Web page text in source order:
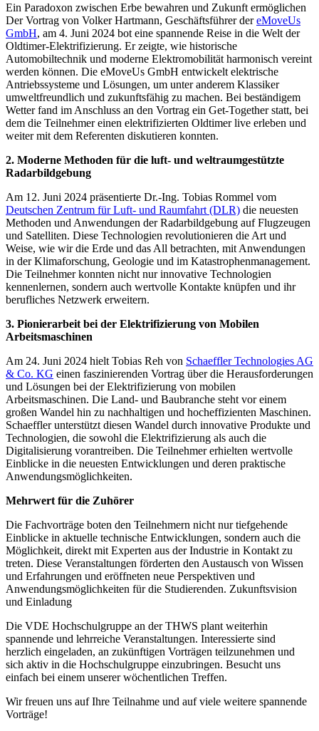
Ein Paradoxon zwischen Erbe bewahren und Zukunft ermöglichen
Der Vortrag von Volker Hartmann, Geschäftsführer dereMoveUs
GmbH, am 4. Juni 2024 bot eine spannende Reise in die Welt der
Oldtimer-Elektrifizierung. Er zeigte, wie historische
Automobiltechnik und moderne Elektromobilität harmonisch vereint
werden können. Die eMoveUs GmbH entwickelt elektrische
Antriebssysteme und Lösungen, um unter anderem Klassiker
umweltfreundlich und zukunftsfähig zu machen. Bei beständigem
Wetter fand im Anschluss an den Vortrag ein Get-Together statt, bei
dem die Teilnehmer einen elektrifizierten Oldtimer live erleben und
weiter mit dem Referenten diskutieren konnten.
2. Moderne Methoden für die luft- und weltraumgestützte
Radarbildgebung
Am 12. Juni 2024 präsentierte Dr.-Ing. Tobias Rommel vom
Deutschen Zentrum für Luft- und Raumfahrt (DLR) die neuesten
Methoden und Anwendungen der Radarbildgebung auf Flugzeugen
und Satelliten. Diese Technologien revolutionieren die Art und
Weise, wie wir die Erde und das All betrachten, mit Anwendungen
in der Klimaforschung, Geologie und im Katastrophenmanagement.
Die Teilnehmer konnten nicht nur innovative Technologien
kennenlernen, sondern auch wertvolle Kontakte knüpfen und ihr
berufliches Netzwerk erweitern.
3. Pionierarbeit bei der Elektrifizierung von Mobilen
Arbeitsmaschinen
Am 24. Juni 2024 hielt Tobias Reh von Schaeffler Technologies AG
& Co. KG einen faszinierenden Vortrag über die Herausforderungen
und Lösungen bei der Elektrifizierung von mobilen
Arbeitsmaschinen. Die Land- und Baubranche steht vor einem
großen Wandel hin zu nachhaltigen und hocheffizienten Maschinen.
Schaeffler unterstützt diesen Wandel durch innovative Produkte und
Technologien, die sowohl die Elektrifizierung als auch die
Digitalisierung vorantreiben. Die Teilnehmer erhielten wertvolle
Einblicke in die neuesten Entwicklungen und deren praktische
Anwendungsmöglichkeiten.
Mehrwert für die Zuhörer
Die Fachvorträge boten den Teilnehmern nicht nur tiefgehende
Einblicke in aktuelle technische Entwicklungen, sondern auch die
Möglichkeit, direkt mit Experten aus der Industrie in Kontakt zu
treten. Diese Veranstaltungen förderten den Austausch von Wissen
und Erfahrungen und eröffneten neue Perspektiven und
Anwendungsmöglichkeiten für die Studierenden. Zukunftsvision
und Einladung
Die VDE Hochschulgruppe an der THWS plant weiterhin
spannende und lehrreiche Veranstaltungen. Interessierte sind
herzlich eingeladen, an zukünftigen Vorträgen teilzunehmen und
sich aktiv in die Hochschulgruppe einzubringen. Besucht uns
einfach bei einem unserer wöchentlichen Treffen.
Wir freuen uns auf Ihre Teilnahme und auf viele weitere spannende
Vorträge!